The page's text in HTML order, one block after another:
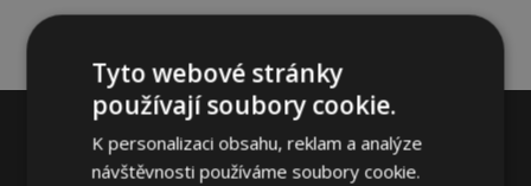
Tyto webové stránky
používají soubory cookie.
K personalizaci obsahu, reklam a analýze
návštěvnosti používáme soubory cookie.